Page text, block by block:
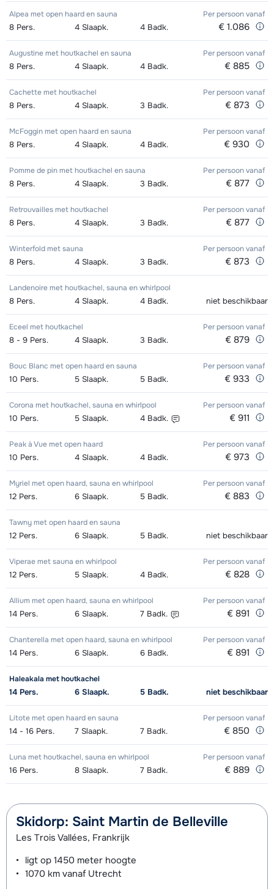
Alpea met open haard en sauna Per persoonvanaf
8 Pers. 4 Slaapk. 4 Badk. € 1.086
Augustine met houtkachel en sauna Per persoonvanaf
8 Pers. 4 Slaapk. 4 Badk. € 885
Cachette met houtkachel Per persoonvanaf
8 Pers. 4 Slaapk. 3 Badk. € 873
McFoggin met open haard en sauna Per persoonvanaf
8 Pers. 4 Slaapk. 4 Badk. € 930
Pomme de pin met houtkachel en sauna Per persoonvanaf
8 Pers. 4 Slaapk. 3 Badk. € 877
Retrouvailles met houtkachel Per persoonvanaf
8 Pers. 4 Slaapk. 3 Badk. € 877
Winterfold met sauna Per persoonvanaf
8 Pers. 4 Slaapk. 3 Badk. € 873
Landenoire met houtkachel, sauna en whirlpool
8 Pers. 4 Slaapk. 4 Badk. niet beschikbaar
Eceel met houtkachel Per persoonvanaf
8 - 9 Pers. 4 Slaapk. 3 Badk. € 879
Bouc Blanc met open haard en sauna Per persoonvanaf
10 Pers. 5 Slaapk. 5 Badk. € 933
Corona met houtkachel, sauna en whirlpool Per persoonvanaf
10 Pers. 5 Slaapk. 4 Badk. € 911
Peak à Vue met open haard Per persoonvanaf
10 Pers. 4 Slaapk. 4 Badk. € 973
Myriel met open haard, sauna en whirlpool Per persoonvanaf
12 Pers. 6 Slaapk. 5 Badk. € 883
Tawny met open haard en sauna
12 Pers. 6 Slaapk. 5 Badk. niet beschikbaar
Viperae met sauna en whirlpool Per persoonvanaf
12 Pers. 5 Slaapk. 4 Badk. € 828
Allium met open haard, sauna en whirlpool Per persoonvanaf
14 Pers. 6 Slaapk. 7 Badk. € 891
Chanterella met open haard, sauna en whirlpool Per persoonvanaf
14 Pers. 6 Slaapk. 6 Badk. € 891
Haleakala met houtkachel
14 Pers. 6 Slaapk. 5 Badk. niet beschikbaar
Litote met open haard en sauna Per persoonvanaf
14 - 16 Pers. 7 Slaapk. 7 Badk. € 850
Luna met houtkachel, sauna en whirlpool Per persoonvanaf
16 Pers. 8 Slaapk. 7 Badk. € 889
Skidorp: Saint Martin de Belleville
Les Trois Vallées, Frankrijk
ligt op 1450 meter hoogte
1070 km vanaf Utrecht